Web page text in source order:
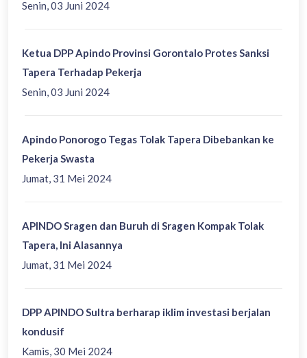
Senin, 03 Juni 2024
Senin, 03 Juni 2024
Ketua DPP Apindo Provinsi Gorontalo Protes Sanksi
Tapera Terhadap Pekerja
Jumat, 31 Mei 2024
Apindo Ponorogo Tegas Tolak Tapera Dibebankan ke
Pekerja Swasta
Jumat, 31 Mei 2024
APINDO Sragen dan Buruh di Sragen Kompak Tolak
Tapera, Ini Alasannya
Kamis, 30 Mei 2024
DPP APINDO Sultra berharap iklim investasi berjalan
kondusif